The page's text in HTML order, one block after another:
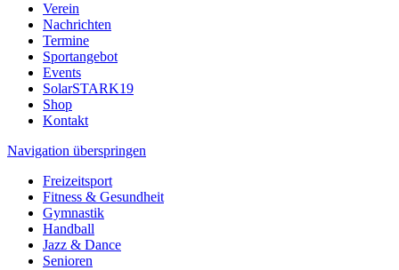
Verein
Nachrichten
Termine
Sportangebot
Events
SolarSTARK19
Shop
Kontakt
Navigation überspringen
Freizeitsport
Fitness & Gesundheit
Gymnastik
Handball
Jazz & Dance
Senioren